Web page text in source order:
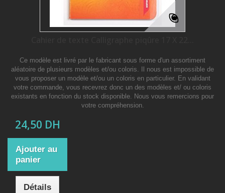
Ce modèle est livré par le fabricant sous forme d'un assortiment
aléatoire de plusieurs modèles et/ou coloris. Il nous est impossible de
vous proposer un modèle et/ou un coloris en particulier. En validant
votre commande, vous recevrez donc un des modèles et/ ou coloris
existants en fonction du stock disponible. Nous vous remercions pour
votre compréhension.
24,50 DH
Ajouter au
panier
Détails